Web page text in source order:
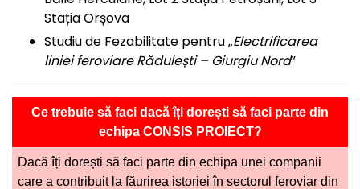
Stația Orșova
Studiu de Fezabilitate pentru „Electrificarea
liniei feroviare Rădulești – Giurgiu Nord”
Ce trebuie să faci dacă îți dorești să faci parte din
echipa CONSIS PROIECT?
Dacă îți dorești să faci parte din echipa unei companii
care a contribuit la făurirea istoriei în sectorul feroviar din